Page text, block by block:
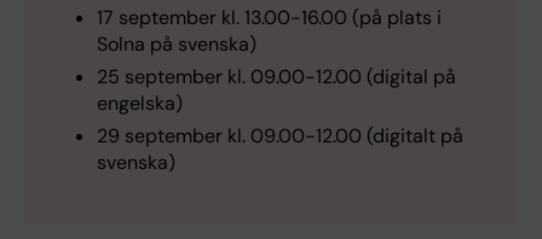
17 september kl. 13.00-16.00 (på plats i
Solna på svenska)
25 september kl. 09.00-12.00 (digital på
engelska)
29 september kl. 09.00-12.00 (digitalt på
svenska)